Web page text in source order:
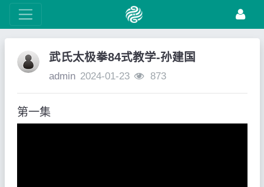
武氏太极拳84式教学-孙建国
admin 2024-01-23 873
第一集